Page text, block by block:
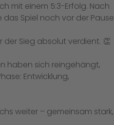
mit einem 5:3-Erfolg. Nach
Spiel noch vor der Pause
Sieg absolut verdient. 👏
haben sich reingehängt,
Entwicklung,
weiter – gemeinsam stark,